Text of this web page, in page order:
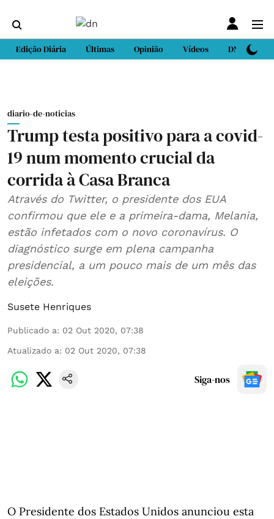
Edição Diária Últimas Opinião Vídeos DN Sport
diario-de-noticias
Trump testa positivo para a covid-
19 num momento crucial da
corrida à Casa Branca
Através do Twitter, o presidente dos EUA
confirmou que ele e a primeira-dama, Melania,
estão infetados com o novo coronavírus. O
diagnóstico surge em plena campanha
presidencial, a um pouco mais de um mês das
eleições.
Susete Henriques
Publicado a: 02 Out 2020, 07:38
Atualizado a: 02 Out 2020, 07:38
Siga-nos
O Presidente dos Estados Unidos anunciou esta